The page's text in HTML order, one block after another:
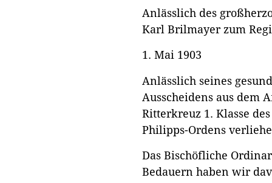
Anlässlich des
Karl Brilmayer zum
1. Mai 1903
Anlässlich seines
Ausscheidens aus dem
Ritterkreuz 1. Klasse
Philipps-Ordens
Das Bischöfliche
Bedauern haben wir